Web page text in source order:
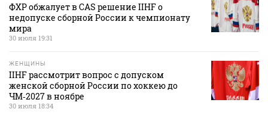
ФХР обжалует в CAS решение IIHF о
недопуске сборной России к чемпионату
мира
30 июля 19:31
ЖЕНЩИНЫ
IIHF рассмотрит вопрос с допуском
женской сборной России по хоккею до
ЧМ‑2027 в ноябре
30 июля 18:34